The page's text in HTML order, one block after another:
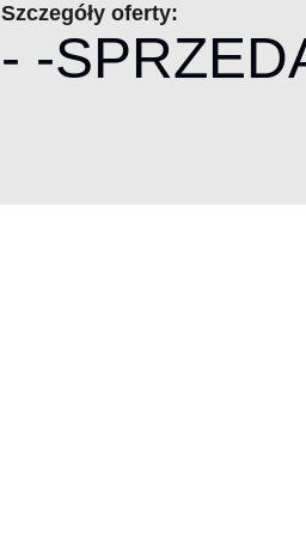
Szczegóły oferty:
- -